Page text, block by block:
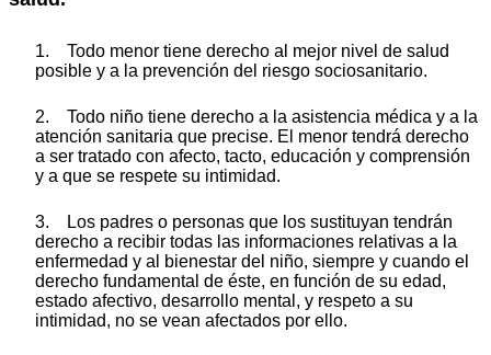
1. Todo menor tiene derecho al mejor nivel de salud
posible y a la prevención del riesgo sociosanitario.
2. Todo niño tiene derecho a la asistencia médica y a la
atención sanitaria que precise. El menor tendrá derecho
a ser tratado con afecto, tacto, educación y comprensión
y a que se respete su intimidad.
3. Los padres o personas que los sustituyan tendrán
derecho a recibir todas las informaciones relativas a la
enfermedad y al bienestar del niño, siempre y cuando el
derecho fundamental de éste, en función de su edad,
estado afectivo, desarrollo mental, y respeto a su
intimidad, no se vean afectados por ello.